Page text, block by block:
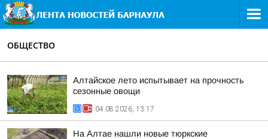
ОБЩЕСТВО
Алтайское лето испытывает на прочность
сезонные овощи
04.08.2026, 13:17
На Алтае нашли новые тюркские